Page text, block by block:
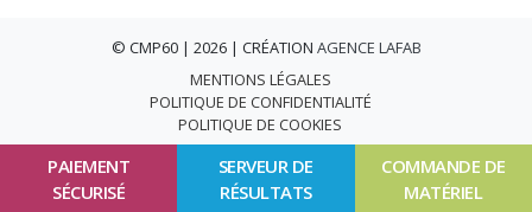
PAIEMENT
SÉCURISÉ
SERVEUR DE
RÉSULTATS
COMMANDE DE
MATÉRIEL
© CMP60 | 2026 | CRÉATION AGENCE LAFAB
MENTIONS LÉGALES
POLITIQUE DE CONFIDENTIALITÉ
POLITIQUE DE COOKIES